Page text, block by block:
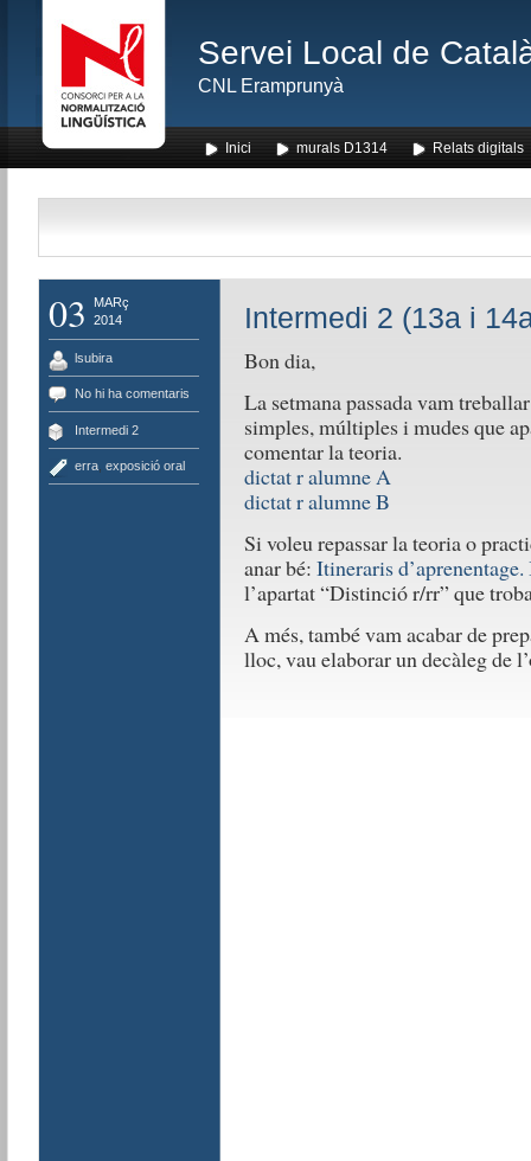
Servei Local de
CNL Eramprunyà
Inici murals D1314 Relats digitals
03
MARç
2014
lsubira
No hi ha comentaris
Intermedi 2
erra, exposició oral
Intermedi 2 (13a i
Bon dia,
La setmana passada vam
simples, múltiples i mudes que
comentar la teoria.
dictat r alumne A
dictat r alumne B
Si voleu repassar la teoria o
anar bé: Itineraris
l’apartat “Distinció r/rr” que
A més, també vam acabar de
lloc, vau elaborar un decàleg de